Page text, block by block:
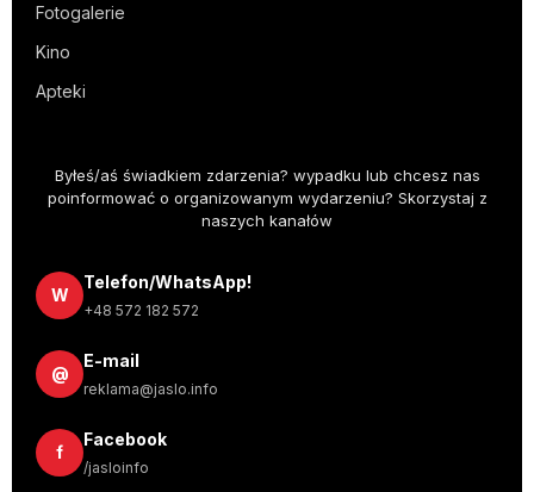
Fotogalerie
Kino
Apteki
Byłeś/aś świadkiem zdarzenia? wypadku lub chcesz nas
poinformować o organizowanym wydarzeniu? Skorzystaj z
naszych kanałów
W
Telefon/WhatsApp!
+48 572 182 572
@
E-mail
reklama@jaslo.info
f
Facebook
/jasloinfo